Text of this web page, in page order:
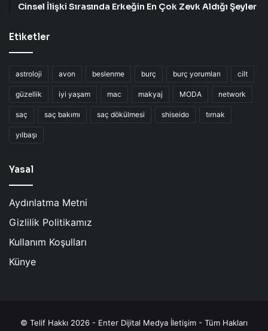
Cinsel İlişki Sırasında Erkeğin En Çok Zevk Aldığı Şeyler
Etiketler
astroloji avon beslenme burç burç yorumları cilt
güzellik iyi yaşam mac makyaj MODA network
saç saç bakımı saç dökülmesi shiseido tırnak
yılbaşı
Yasal
Aydınlatma Metni
Gizlilik Politikamız
Kullanım Koşulları
Künye
© Telif Hakkı 2026 - Enter Dijital Medya İletişim - Tüm Hakları